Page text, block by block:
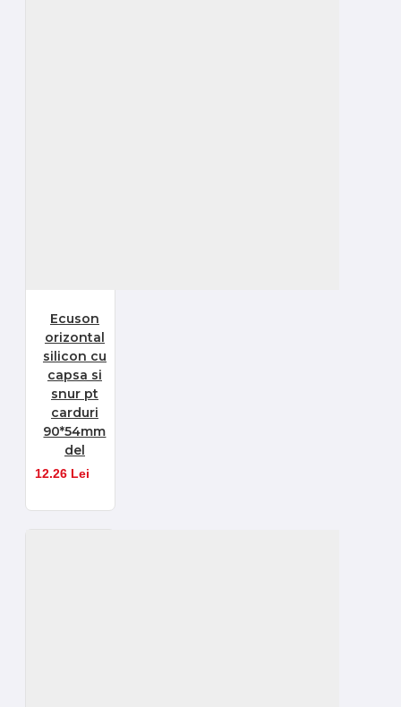
Ecuson
orizontal
silicon cu
capsa si
snur pt
carduri
90*54mm
del
12.26 Lei